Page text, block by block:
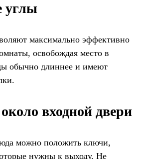
углы
максимально эффективно
освобождая место в
обычно длиннее и имеют
входной двери
можно положить ключи,
нужны к выходу. Не